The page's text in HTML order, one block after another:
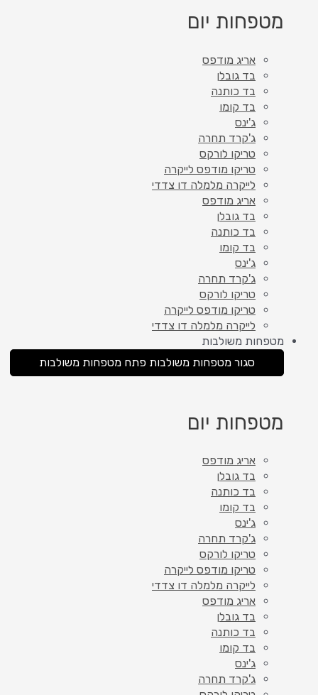
מטפחות יום
אריג מודפס
בד גובלן
בד כותנה
בד קומו
ג'ינס
ג'קרד תחרה
טריקו לורקס
טריקו מודפס לייקרה
לייקרה מלמלה דו צדדי
אריג מודפס
בד גובלן
בד כותנה
בד קומו
ג'ינס
ג'קרד תחרה
טריקו לורקס
טריקו מודפס לייקרה
לייקרה מלמלה דו צדדי
מטפחות משולבות
סגור מטפחות משולבות פתח מטפחות משולבות
מטפחות יום
אריג מודפס
בד גובלן
בד כותנה
בד קומו
ג'ינס
ג'קרד תחרה
טריקו לורקס
טריקו מודפס לייקרה
לייקרה מלמלה דו צדדי
אריג מודפס
בד גובלן
בד כותנה
בד קומו
ג'ינס
ג'קרד תחרה